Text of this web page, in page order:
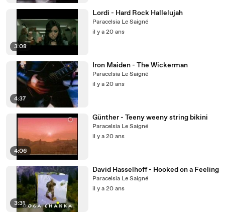
3:08
Lordi - Hard Rock Hallelujah
Paracelsia Le Saigné
il y a 20 ans
4:37
Iron Maiden - The Wickerman
Paracelsia Le Saigné
il y a 20 ans
4:06
Günther - Teeny weeny string bikini
Paracelsia Le Saigné
il y a 20 ans
3:31
David Hasselhoff - Hooked on a Feeling
Paracelsia Le Saigné
il y a 20 ans